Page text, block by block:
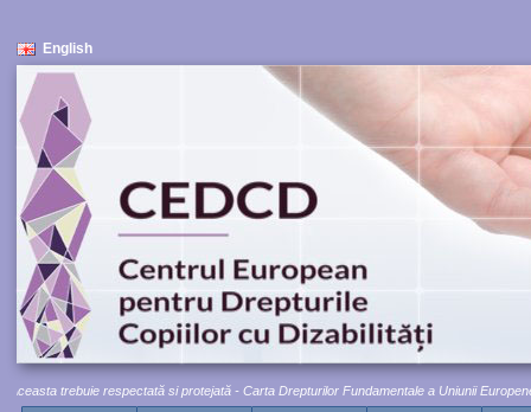
English
trebuie respectată si protejată - Carta Drepturilor Fundamentale a Uniunii Europene,